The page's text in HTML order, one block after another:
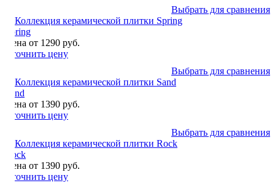
Выбрать для сравнения
Spring
Цена от 1290 руб.
Уточнить цену
Выбрать для сравнения
Sand
Цена от 1390 руб.
Уточнить цену
Выбрать для сравнения
Rock
Цена от 1390 руб.
Уточнить цену